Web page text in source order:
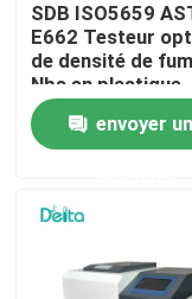
À la maison
SDB ISO5659
E662 Testeur
de densité de
Nbs en plastique
envoyer